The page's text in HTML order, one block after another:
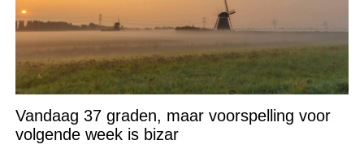
Vandaag 37 graden, maar voorspelling voor
volgende week is bizar